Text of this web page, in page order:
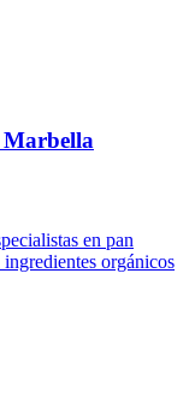
Marbella
en pan
orgánicos